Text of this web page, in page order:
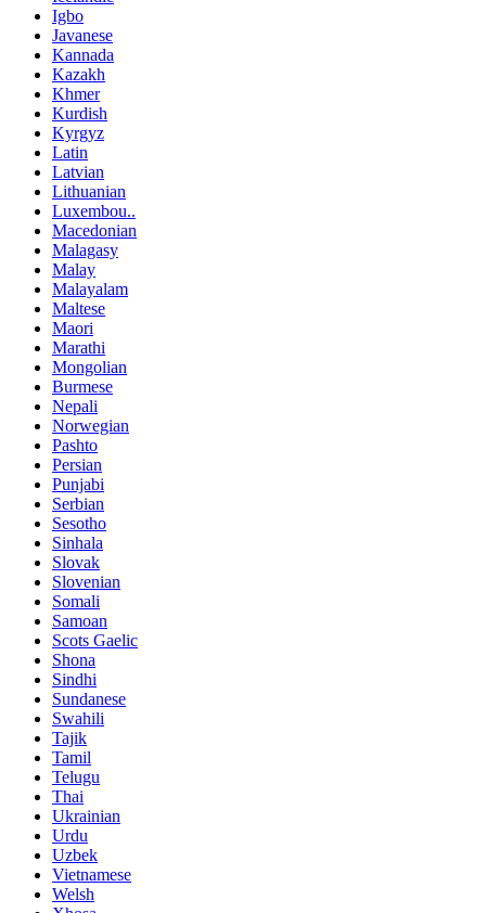
Igbo
Javanese
Kannada
Kazakh
Khmer
Kurdish
Kyrgyz
Latin
Latvian
Lithuanian
Luxembou..
Macedonian
Malagasy
Malay
Malayalam
Maltese
Maori
Marathi
Mongolian
Burmese
Nepali
Norwegian
Pashto
Persian
Punjabi
Serbian
Sesotho
Sinhala
Slovak
Slovenian
Somali
Samoan
Scots Gaelic
Shona
Sindhi
Sundanese
Swahili
Tajik
Tamil
Telugu
Thai
Ukrainian
Urdu
Uzbek
Vietnamese
Welsh